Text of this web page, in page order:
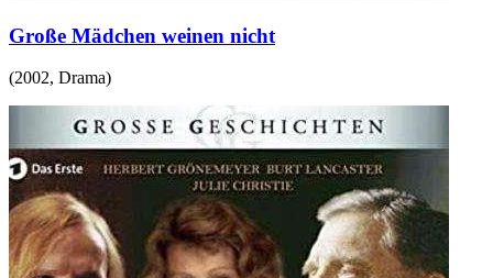
Große Mädchen weinen nicht
(2002, Drama)